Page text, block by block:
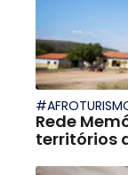
Rede
territórios